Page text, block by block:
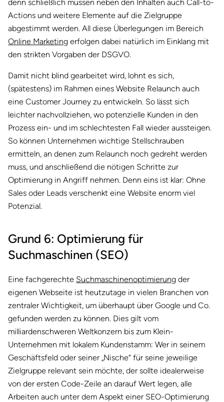
denn schließlich müssen neben den Inhalten auch Call-to-
Actions und weitere Elemente auf die Zielgruppe
abgestimmt werden. All diese Überlegungen im Bereich
Online Marketing erfolgen dabei natürlich im Einklang mit
den strikten Vorgaben der DSGVO.
Damit nicht blind gearbeitet wird, lohnt es sich,
(spätestens) im Rahmen eines Website Relaunch auch
eine Customer Journey zu entwickeln. So lässt sich
leichter nachvollziehen, wo potenzielle Kunden in den
Prozess ein- und im schlechtesten Fall wieder aussteigen.
So können Unternehmen wichtige Stellschrauben
ermitteln, an denen zum Relaunch noch gedreht werden
muss, und anschließend die nötigen Schritte zur
Optimierung in Angriff nehmen. Denn eins ist klar: Ohne
Sales oder Leads verschenkt eine Website enorm viel
Potenzial.
Grund 6: Optimierung für
Suchmaschinen (SEO)
Eine fachgerechte Suchmaschinenoptimierung der
eigenen Webseite ist heutzutage in vielen Branchen von
zentraler Wichtigkeit, um überhaupt über Google und Co.
gefunden werden zu können. Dies gilt vom
milliardenschweren Weltkonzern bis zum Klein-
Unternehmen mit lokalem Kundenstamm: Wer in seinem
Geschäftsfeld oder seiner „Nische“ für seine jeweilige
Zielgruppe relevant sein möchte, der sollte idealerweise
von der ersten Code-Zeile an darauf Wert legen, alle
Arbeiten auch unter dem Aspekt einer SEO-Optimierung